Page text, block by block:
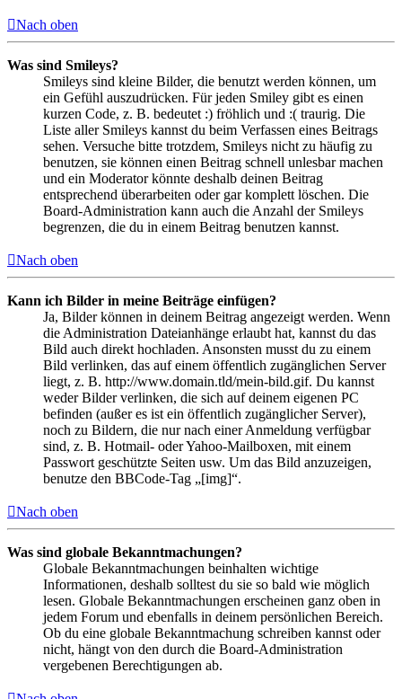
Nach oben
Was sind Smileys?
Smileys sind kleine Bilder, die benutzt werden können, um
ein Gefühl auszudrücken. Für jeden Smiley gibt es einen
kurzen Code, z. B. bedeutet :) fröhlich und :( traurig. Die
Liste aller Smileys kannst du beim Verfassen eines Beitrags
sehen. Versuche bitte trotzdem, Smileys nicht zu häufig zu
benutzen, sie können einen Beitrag schnell unlesbar machen
und ein Moderator könnte deshalb deinen Beitrag
entsprechend überarbeiten oder gar komplett löschen. Die
Board-Administration kann auch die Anzahl der Smileys
begrenzen, die du in einem Beitrag benutzen kannst.
Nach oben
Kann ich Bilder in meine Beiträge einfügen?
Ja, Bilder können in deinem Beitrag angezeigt werden. Wenn
die Administration Dateianhänge erlaubt hat, kannst du das
Bild auch direkt hochladen. Ansonsten musst du zu einem
Bild verlinken, das auf einem öffentlich zugänglichen Server
liegt, z. B. http://www.domain.tld/mein-bild.gif. Du kannst
weder Bilder verlinken, die sich auf deinem eigenen PC
befinden (außer es ist ein öffentlich zugänglicher Server),
noch zu Bildern, die nur nach einer Anmeldung verfügbar
sind, z. B. Hotmail- oder Yahoo-Mailboxen, mit einem
Passwort geschützte Seiten usw. Um das Bild anzuzeigen,
benutze den BBCode-Tag „[img]“.
Nach oben
Was sind globale Bekanntmachungen?
Globale Bekanntmachungen beinhalten wichtige
Informationen, deshalb solltest du sie so bald wie möglich
lesen. Globale Bekanntmachungen erscheinen ganz oben in
jedem Forum und ebenfalls in deinem persönlichen Bereich.
Ob du eine globale Bekanntmachung schreiben kannst oder
nicht, hängt von den durch die Board-Administration
vergebenen Berechtigungen ab.